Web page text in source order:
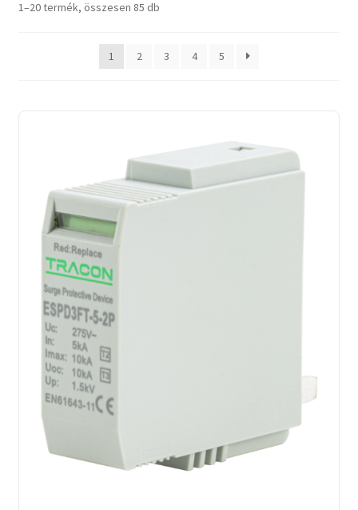
1–20 termék, összesen 85 dbSorted
1
2 3 4 5